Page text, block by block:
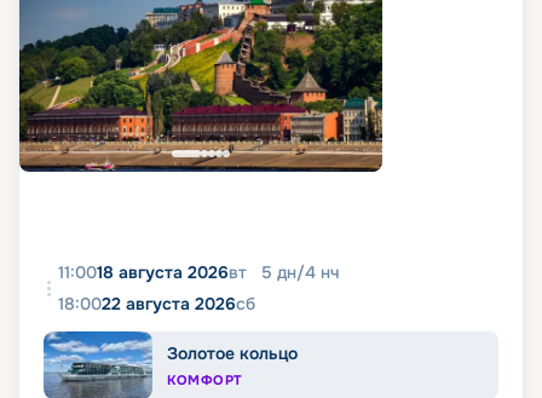
11:0018 августа 2026вт 5 дн/4 нч
18:0022 августа 2026сб
Золотое кольцо
КОМФОРТ